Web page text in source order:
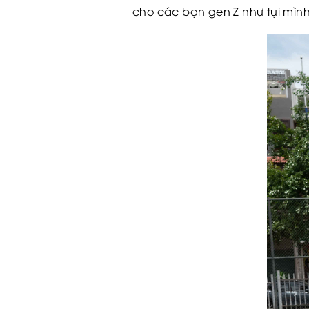
cho các bạn gen Z như tụi